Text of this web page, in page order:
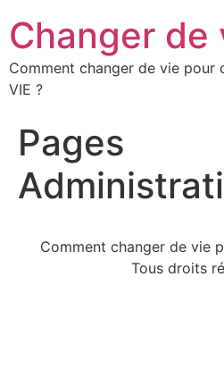
Changer de
Comment changer de vie pour
VIE ?
Pages
Comment changer de vie
Tous droits